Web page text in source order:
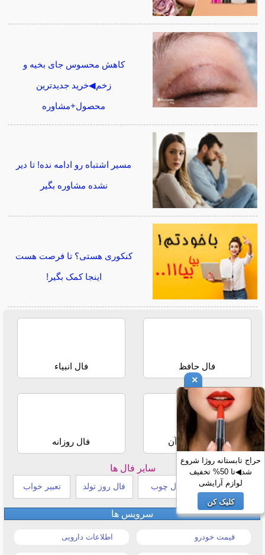
کاهش محسوس جای بخیه و
زخم◀خرید جدیدترین
محصول+مشاوره
مسیر اشتباه رو ادامه نده! تا دیر
نشده مشاوره بگیر
کنکوری هستی؟ تا فرصت هست
اینجا کمک بگیر!
فال حافظ فال انبیاء
استخاره با قرآن فال روزانه
سایر فال ها
طالع بینی هندی فال چوب فال روز تولد تعبیر خواب
سرویس ها
قیمت خودرو اطلاعات دارویی
×
حراج تابستانه روژا شروع
شد◀تا 50% تخفیف
لوازم آرایشی
کلیک کن